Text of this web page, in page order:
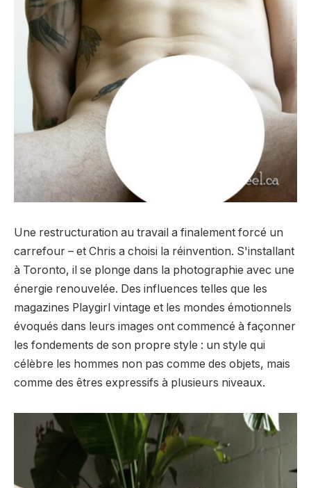
Une restructuration au travail a finalement forcé un
carrefour – et Chris a choisi la réinvention. S'installant
à Toronto, il se plonge dans la photographie avec une
énergie renouvelée. Des influences telles que les
magazines Playgirl vintage et les mondes émotionnels
évoqués dans leurs images ont commencé à façonner
les fondements de son propre style : un style qui
célèbre les hommes non pas comme des objets, mais
comme des êtres expressifs à plusieurs niveaux.